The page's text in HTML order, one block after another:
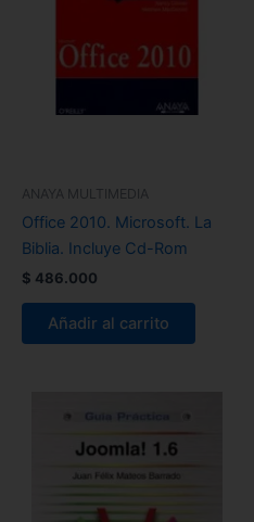
ANAYA MULTIMEDIA
Office 2010. Microsoft. La
Biblia. Incluye Cd-Rom
$ 486.000
Añadir al carrito